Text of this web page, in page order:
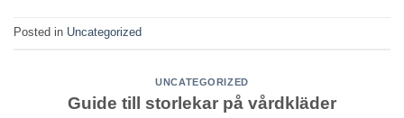
Posted in Uncategorized
UNCATEGORIZED
Guide till storlekar på vårdkläder